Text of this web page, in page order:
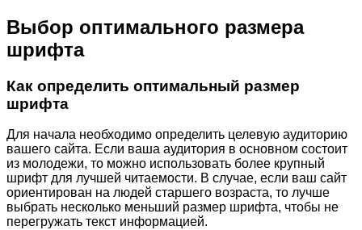
Выбор оптимального размера
шрифта
Как определить оптимальный размер
шрифта
Для начала необходимо определить целевую аудиторию
вашего сайта. Если ваша аудитория в основном состоит
из молодежи, то можно использовать более крупный
шрифт для лучшей читаемости. В случае, если ваш сайт
ориентирован на людей старшего возраста, то лучше
выбрать несколько меньший размер шрифта, чтобы не
перегружать текст информацией.